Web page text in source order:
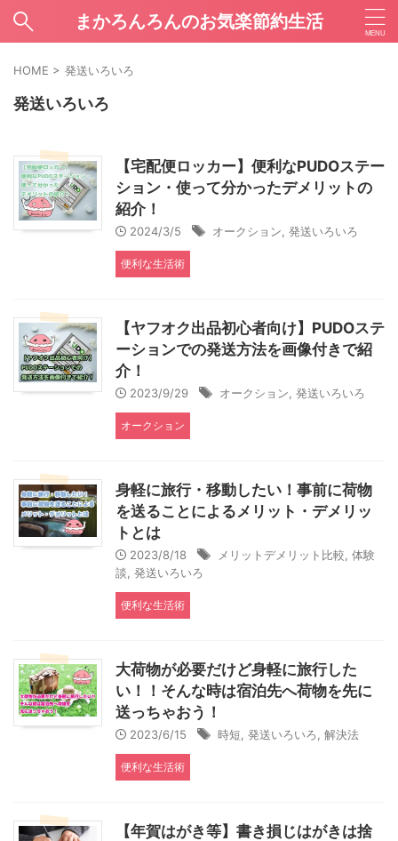
まかろんろんのお気楽節約生活
HOME > 発送いろいろ
発送いろいろ
【宅配便ロッカー】便利なPUDOステー
ション・使って分かったデメリットの
紹介！
2024/3/5 オークション 発送いろいろ
便利な生活術
【ヤフオク出品初心者向け】PUDOステ
ーションでの発送方法を画像付きで紹
介！
2023/9/29 オークション 発送いろいろ
オークション
身軽に旅行・移動したい！事前に荷物
を送ることによるメリット・デメリッ
トとは
2023/8/18 メリットデメリット比較 体験
談 発送いろいろ
便利な生活術
大荷物が必要だけど身軽に旅行した
い！！そんな時は宿泊先へ荷物を先に
送っちゃおう！
2023/6/15 時短 発送いろいろ 解決法
便利な生活術
【年賀はがき等】書き損じはがきは捨